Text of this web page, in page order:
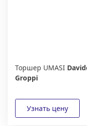
Торшер UMASI
Groppi